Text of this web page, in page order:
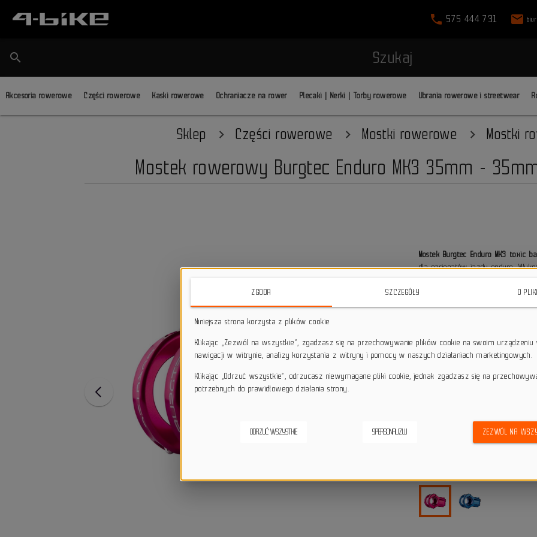
phone 575 444 731 mail
search Szukaj
Akcesoria rowerowe Części rowerowe Kaski rowerowe Ochraniacze na rower Plecaki | Nerki | Torby rowerowe Ubrania rowerowe i streetwear
Sklep Części rowerowe Mostki rowerowe Mostki
Mostek rowerowy Burgtec Enduro MK3 35mm -
Mostek Burgtec Enduro MK3 toxic
dla pasjonatów jazdy enduro.
star_borderstar_borderstar_borderstar_borderstar_border
local_shipping Darmowa dostawa przy
Dotyczy wysyłki na terenie
keyboard_return 14 dni na odstąpienie od
Alternatywne produkty
ZGODA SZCZEGÓŁY O
Niniejsza strona korzysta z plików cookie
Klikając „Zezwól na wszystkie”, zgadzasz się na przechowywanie plików cookie na swoim urządzeniu
nawigacji w witrynie, analizy korzystania z witryny i pomocy w naszych działaniach marketingowych.
Klikając „Odrzuć wszystkie”, odrzucasz niewymagane pliki cookie, jednak zgadzasz się na
potrzebnych do prawidłowego działania strony.
ODRZUĆ WSZYSTKIE SPERSONALIZUJ ZEZWÓL NA